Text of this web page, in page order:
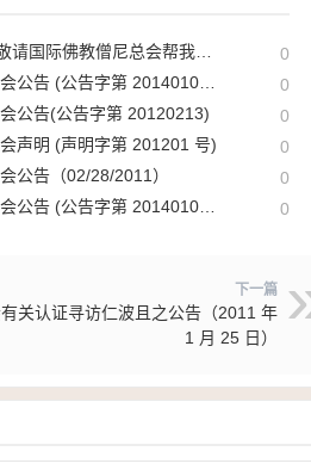
僧尼总会帮我释正祥等转发这篇深刻道歉文 0
告 (公告字第 20140106 号) 0
公告(公告字第 20120213) 0
声明 (声明字第 201201 号) 0
公告（02/28/2011） 0
告 (公告字第 20140107 号) 0
下一篇
关认证寻访仁波且之公告（2011 年
1 月 25 日）